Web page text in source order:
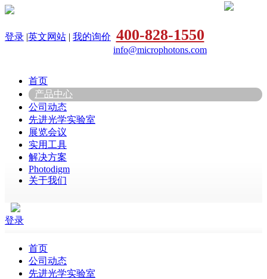
登录 |英文网站 | 我的询价 400-828-1550
info@microphotons.com
首页
产品中心
公司动态
先进光学实验室
展览会议
实用工具
解决方案
Photodigm
关于我们
登录
首页
公司动态
先进光学实验室